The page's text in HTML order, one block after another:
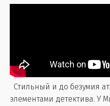
Стильный и до безумия
элементами детектива. У